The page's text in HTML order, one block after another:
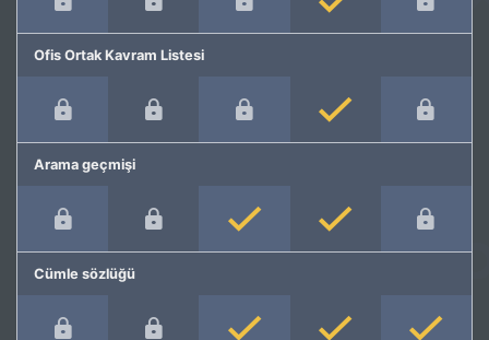
Ofis Ortak Kavram Listesi
Arama geçmişi
Cümle sözlüğü